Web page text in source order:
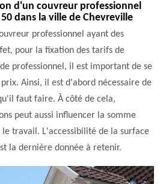
d'un couvreur professionnel
dans la ville de Chevreville
professionnel ayant des
pour la fixation des tarifs de
professionnel, il est important de se
Ainsi, il est d'abord nécessaire de
faut faire. À côté de cela,
peut aussi influencer la somme
travail. L'accessibilité de la surface
la dernière donnée à retenir.